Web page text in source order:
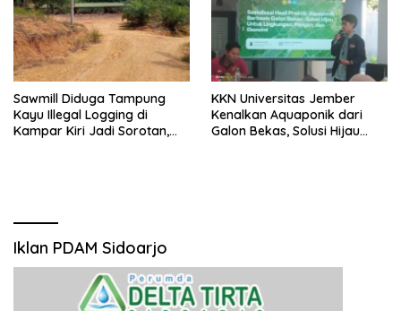
Sawmill Diduga Tampung
Kayu Illegal Logging di
Kampar Kiri Jadi Sorotan,
KKN Universitas Jember
Kenalkan Aquaponik dari
Galon Bekas, Solusi Hijau
Iklan PDAM Sidoarjo